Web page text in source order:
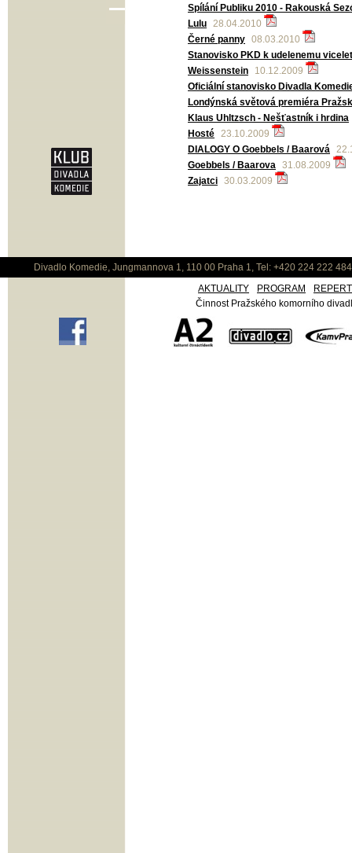
Spílání Publiku 2010 - Rakouská
Lulu 28.04.2010
Černé panny 08.03.2010
Stanovisko PKD k udelenemu
Weissenstein
10.12.2009
Oficiální stanovisko Divadla
Londýnská světová premiéra
Klaus Uhltzsch - Nešťastník i hrdina
Hosté 23.10.2009
DIALOGY O Goebbels / Baarová
Goebbels / Baarova 31.08.2009
Zajatci 30.03.2009
Divadlo Komedie, Jungmannova 1, 110 00 Praha 1, Tel: +420 224 222
AKTUALITY
PROGRAM
Činnost Pražského komorního